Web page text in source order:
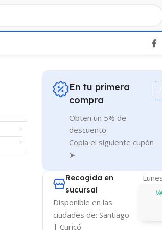
En tu primera
compra
Obten un 5% de
descuento
Copia el siguiente cupón
➤
Recogida en
sucursal
Disponible en las
ciudades de: Santiago
| Curicó